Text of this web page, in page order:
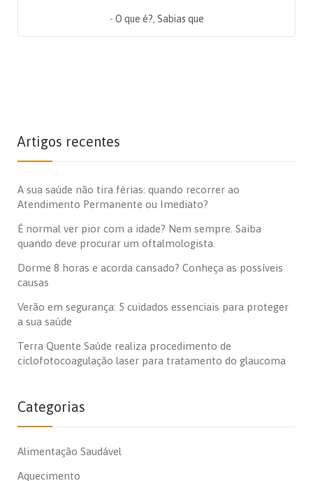
- O que é?, Sabias que
Artigos recentes
A sua saúde não tira férias: quando recorrer ao
Atendimento Permanente ou Imediato?
É normal ver pior com a idade? Nem sempre. Saiba
quando deve procurar um oftalmologista.
Dorme 8 horas e acorda cansado? Conheça as possíveis
causas
Verão em segurança: 5 cuidados essenciais para proteger
a sua saúde
Terra Quente Saúde realiza procedimento de
ciclofotocoagulação laser para tratamento do glaucoma
Categorias
Alimentação Saudável
Aquecimento